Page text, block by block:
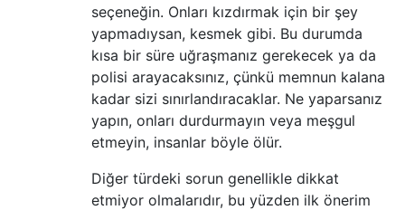
seçeneğin. Onları kızdırmak için bir şey
yapmadıysan, kesmek gibi. Bu durumda
kısa bir süre uğraşmanız gerekecek ya da
polisi arayacaksınız, çünkü memnun kalana
kadar sizi sınırlandıracaklar. Ne yaparsanız
yapın, onları durdurmayın veya meşgul
etmeyin, insanlar böyle ölür.
Diğer türdeki sorun genellikle dikkat
etmiyor olmalarıdır, bu yüzden ilk önerim